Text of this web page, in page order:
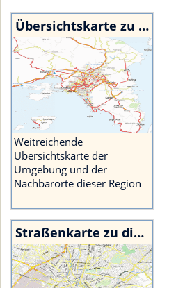
Übersichtskarte zu diesem Ort
Weitreichende
Übersichtskarte der
Umgebung und der
Nachbarorte dieser Region
Straßenkarte zu diesem Ort